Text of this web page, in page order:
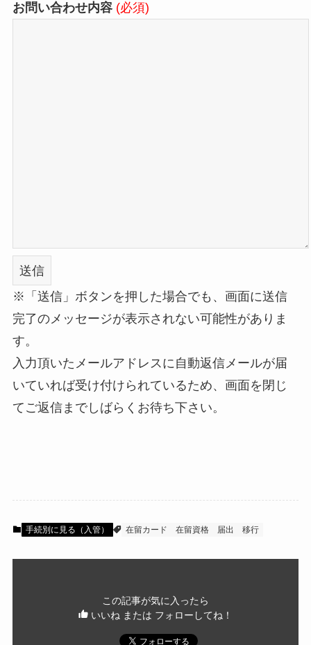
お問い合わせ内容 (必須)
※「送信」ボタンを押した場合でも、画面に送信
完了のメッセージが表示されない可能性がありま
す。
入力頂いたメールアドレスに自動返信メールが届
いていれば受け付けられているため、画面を閉じ
てご返信までしばらくお待ち下さい。
手続別に見る（入管） 在留カード 在留資格 届出 移行
この記事が気に入ったら
いいね または フォローしてね！